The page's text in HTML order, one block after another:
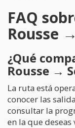
FAQ
Rousse
¿Qué
Rousse →
La ruta está
conocer las
consultar la
en la que deseas